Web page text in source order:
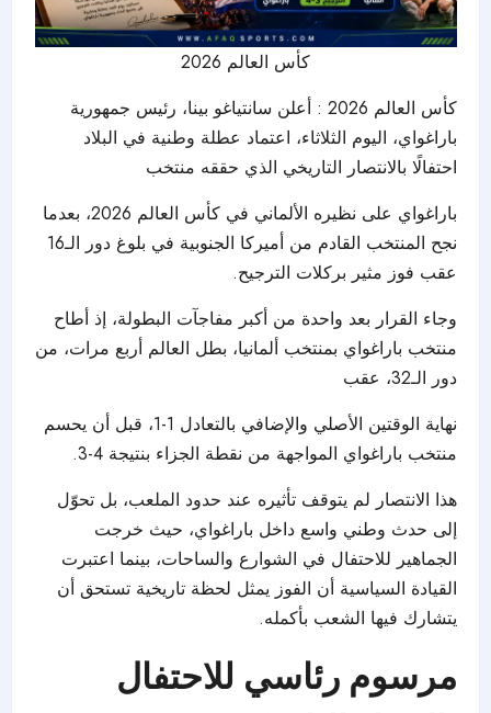
كأس العالم 2026
كأس العالم 2026
: أعلن سانتياغو بينا، رئيس جمهورية
باراغواي، اليوم الثلاثاء، اعتماد عطلة وطنية في البلاد
احتفالًا بالانتصار التاريخي الذي حققه منتخب
باراغواي على نظيره الألماني في كأس العالم 2026، بعدما
نجح المنتخب القادم من أميركا الجنوبية في بلوغ دور الـ16
عقب فوز مثير بركلات الترجيح.
وجاء القرار بعد واحدة من أكبر مفاجآت البطولة، إذ أطاح
منتخب باراغواي بمنتخب ألمانيا، بطل العالم أربع مرات، من
دور الـ32، عقب
نهاية الوقتين الأصلي والإضافي بالتعادل 1-1، قبل أن يحسم
منتخب باراغواي المواجهة من نقطة الجزاء بنتيجة 4-3.
هذا الانتصار لم يتوقف تأثيره عند حدود الملعب، بل تحوّل
إلى حدث وطني واسع داخل باراغواي، حيث خرجت
الجماهير للاحتفال في الشوارع والساحات، بينما اعتبرت
القيادة السياسية أن الفوز يمثل لحظة تاريخية تستحق أن
يتشارك فيها الشعب بأكمله.
مرسوم رئاسي للاحتفال